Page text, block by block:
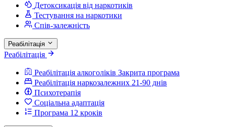
Детоксикація від наркотиків
Тестування на наркотики
Спів-залежність
Реабілітація
Реабілітація
Реабілітація алкоголіків Закрита програма
Реабілітація наркозалежних 21-90 днів
Психотерапія
Соціальна адаптація
Програма 12 кроків